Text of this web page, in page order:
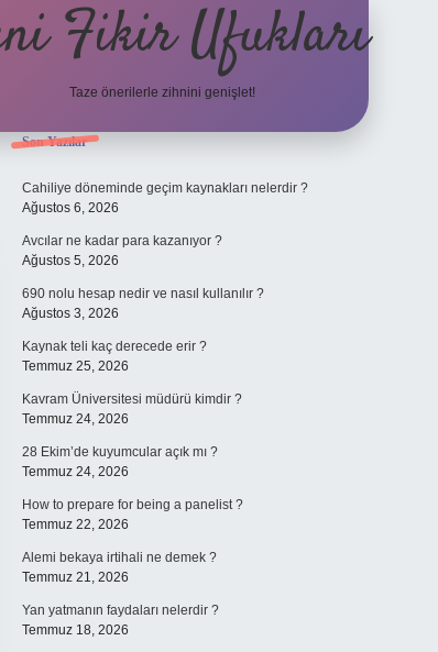
Fikir Ufukları
Taze önerilerle zihnini genişlet!
Sidebar
Son Yazılar
Cahiliye döneminde geçim kaynakları nelerdir ?
Ağustos 6, 2026
Avcılar ne kadar para kazanıyor ?
Ağustos 5, 2026
690 nolu hesap nedir ve nasıl kullanılır ?
Ağustos 3, 2026
Kaynak teli kaç derecede erir ?
Temmuz 25, 2026
Kavram Üniversitesi müdürü kimdir ?
Temmuz 24, 2026
28 Ekim’de kuyumcular açık mı ?
Temmuz 24, 2026
How to prepare for being a panelist ?
Temmuz 22, 2026
Alemi bekaya irtihali ne demek ?
Temmuz 21, 2026
Yan yatmanın faydaları nelerdir ?
Temmuz 18, 2026